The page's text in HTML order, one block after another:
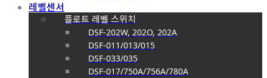
레벨센서
플로트 레벨 스위치
DSF-202W, 202O, 202A
DSF-011/013/015
DSF-033/035
DSF-017/750A/756A/780A